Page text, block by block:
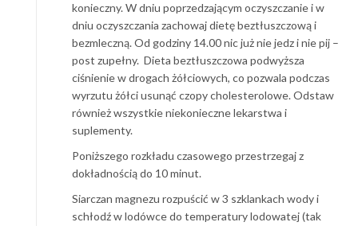
konieczny. W dniu poprzedzającym oczyszczanie i w
dniu oczyszczania zachowaj dietę beztłuszczową i
bezmleczną. Od godziny 14.00 nic już nie jedz i nie pij –
post zupełny. Dieta beztłuszczowa podwyższa
ciśnienie w drogach żółciowych, co pozwala podczas
wyrzutu żółci usunąć czopy cholesterolowe. Odstaw
również wszystkie niekonieczne lekarstwa i
suplementy.
Poniższego rozkładu czasowego przestrzegaj z
dokładnością do 10 minut.
Siarczan magnezu rozpuścić w 3 szklankach wody i
schłodź w lodówce do temperatury lodowatej (tak